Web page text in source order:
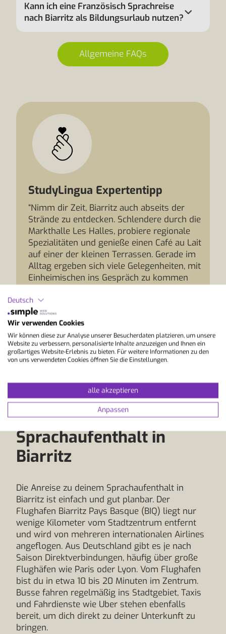
Kann ich eine Französisch Sprachreise
nach Biarritz als Bildungsurlaub nutzen?
Allgemeine FAQs
StudyLingua Expertentipp
“Nimm dir Zeit, Biarritz auch abseits der
Strände zu entdecken. Schlendere durch die
Markthalle Les Halles, probiere regionale
Spezialitäten und genieße einen Café au Lait
auf einer der kleinen Terrassen. Gerade im
Alltag ergeben sich viele Gelegenheiten, mit
Einheimischen ins Gespräch zu kommen
anzuwenden. So lernst du nicht nur die
Sprache, sondern auch die besondere
Kultur des französischen Baskenlands
kennen.”
Deine Anreise zum
Sprachaufenthalt in
Biarritz
Die Anreise zu deinem Sprachaufenthalt in
Biarritz ist einfach und gut planbar. Der
Flughafen Biarritz Pays Basque (BIQ) liegt nur
wenige Kilometer vom Stadtzentrum entfernt
und wird von mehreren internationalen Airlines
angeflogen. Aus Deutschland gibt es je nach
Saison Direktverbindungen, häufig über große
Flughäfen wie Paris oder Lyon. Vom Flughafen
bist du in etwa 10 bis 20 Minuten im Zentrum.
Busse fahren regelmäßig ins Stadtgebiet, Taxis
und Fahrdienste wie Uber stehen ebenfalls
bereit, um dich direkt zu deiner Unterkunft zu
bringen.
Deutsch
Wir verwenden Cookies
Wir können diese zur Analyse unserer Besucherdaten platzieren, um unsere
Website zu verbessern, personalisierte Inhalte anzuzeigen und Ihnen ein
großartiges Website-Erlebnis zu bieten. Für weitere Informationen zu den
von uns verwendeten Cookies öffnen Sie die Einstellungen.
alle akzeptieren
Anpassen